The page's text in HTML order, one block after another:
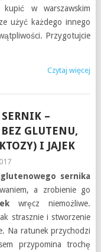
w warszawskim
użyć każdego innego
Przygotujcie
Czytaj więcej
–
GLUTENU,
I JAJEK
sernika
a zrobienie go
wręcz niemożliwe.
strasznie i stworzenie
Na ratunek przychodzi
przypomina trochę